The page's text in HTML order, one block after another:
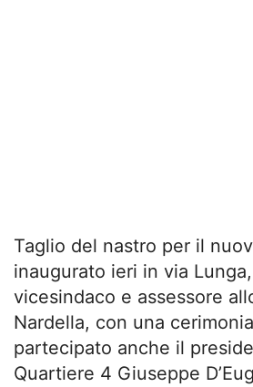
Taglio del nastro per il
inaugurato ieri in via
vicesindaco e assessore
Nardella, con una
partecipato anche il
Quartiere 4 Giuseppe